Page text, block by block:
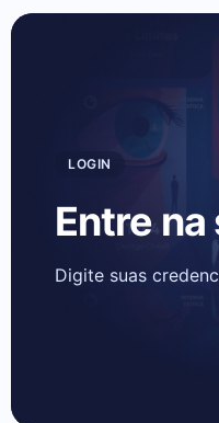
LOGIN
Entre
Digite suas